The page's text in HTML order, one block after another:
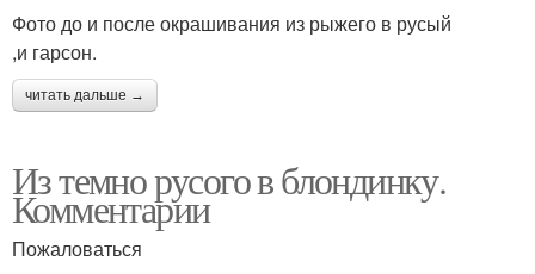
Фото до и после окрашивания из рыжего в русый
,и гарсон.
читать дальше →
Из темно русого в блондинку.
Комментарии
Пожаловаться